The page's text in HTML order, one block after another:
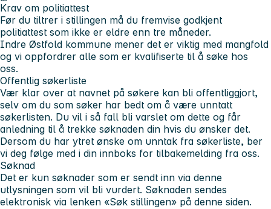
Krav om politiattest
Før du tiltrer i stillingen må du fremvise godkjent
politiattest som ikke er eldre enn tre måneder.
Indre Østfold kommune mener det er viktig med mangfold
og vi oppfordrer alle som er kvalifiserte til å søke hos
oss.
Offentlig søkerliste
Vær klar over at navnet på søkere kan bli offentliggjort,
selv om du som søker har bedt om å være unntatt
søkerlisten. Du vil i så fall bli varslet om dette og får
anledning til å trekke søknaden din hvis du ønsker det.
Dersom du har ytret ønske om unntak fra søkerliste, ber
vi deg følge med i din innboks for tilbakemelding fra oss.
Søknad
Det er kun søknader som er sendt inn via denne
utlysningen som vil bli vurdert. Søknaden sendes
elektronisk via lenken «Søk stillingen» på denne siden.